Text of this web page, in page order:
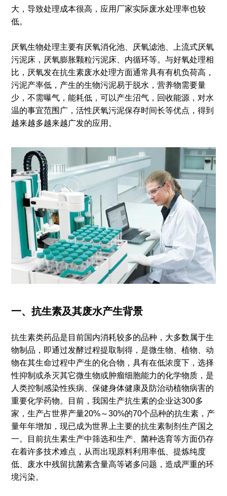
大，导致处理成本很高，应用厂家实际废水处理率也较
低。
厌氧生物处理主要有厌氧消化池、厌氧滤池、上流式厌氧
污泥床，厌氧膨胀颗粒污泥床、内循环等。与好氧处理相
比，厌氧发在抗生素废水处理方面通常具有有机负荷高，
污泥产率低，产生的生物污泥易于脱水，营养物需要量
少，不需曝气，能耗低，可以产生沼气，回收能源，对水
温的事宜范围广，活性厌氧污泥保存时间长等优点，得到
越来越多越来越广发的应用。
一、抗生素及其废水产生背景
抗生素类药品是目前国内消耗较多的品种，大多数属于生
物制品，即通过发酵过程提取制得，是微生物、植物、动
物在其生命过程中产生的化合物，具有在低浓度下，选择
性抑制或杀灭其它微生物或肿瘤细胞能力的化学物质，是
人类控制感染性疾病、保健身体健康及防治动植物病害的
重要化学药物。目前，我国生产抗生素的企业达300多
家，生产占世界产量20%～30%的70个品种的抗生素，产
量年年增加，现已成为世界上主要的抗生素制剂生产国之
一。目前抗生素生产中筛选和生产、菌种选育等方面仍存
在着许多技术难点，从而出现原料利用率低、提炼纯度
低、废水中残留抗菌素含量高等诸多问题，造成严重的环
境污染。